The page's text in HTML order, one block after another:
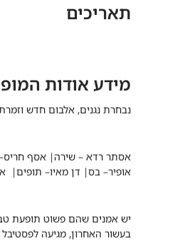
תאריכים
מידע אודות
נבחרת נגנים, אלבום חדש
אסתר רדא – שירה| אסף חריס
אופיר– בס| דן מאיו– תופים|
יש אמנים שהם פשוט תופעת
בעשור האחרון, מגיעה